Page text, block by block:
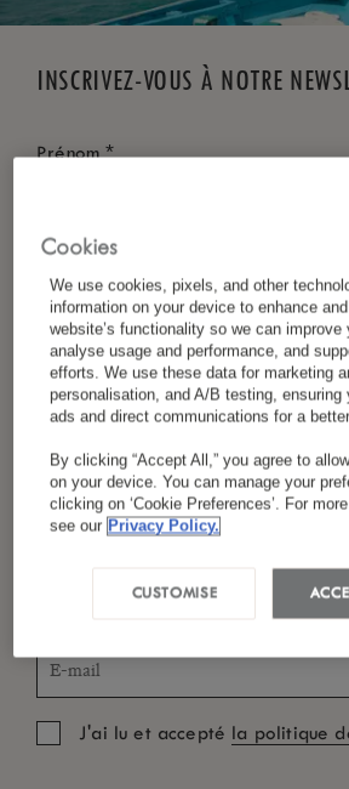
INSCRIVEZ-VOUS À NOTRE
Prénom*
Nom
Pays/Région*
Langue Préférée *
E-Mail
J'ai lu et accepté la politique
Cookies
We use cookies, pixels, and other
information on your device to enhance
website’s functionality so we can improve
analyse usage and performance, and
efforts. We use these data for marketing
personalisation, and A/B testing, ensuring
ads and direct communications for a
By clicking “Accept All,” you agree to
on your device. You can manage your
clicking on ‘Cookie Preferences’. For
see our Privacy Policy.
CUSTOMISE